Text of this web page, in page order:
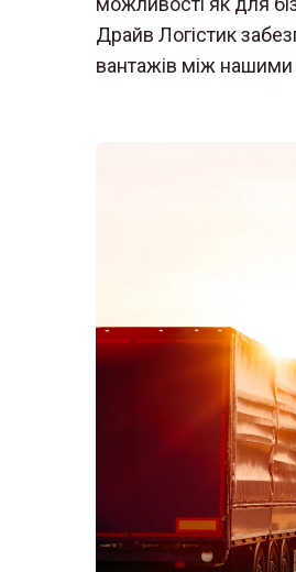
Драйв Логістик
вантажів між нашими